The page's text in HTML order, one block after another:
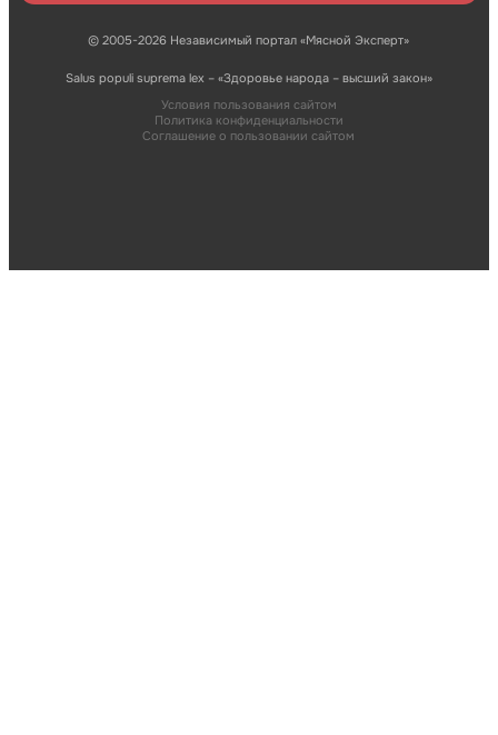
© 2005-2026 Независимый портал «Мясной Эксперт»
Salus populi suprema lex – «Здоровье народа – высший закон»
Условия пользования сайтом
Политика конфиденциальности
Соглашение о пользовании сайтом